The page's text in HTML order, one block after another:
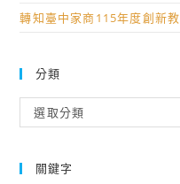
轉知臺中家商115年度創新
分類
類
選取分類
關鍵字